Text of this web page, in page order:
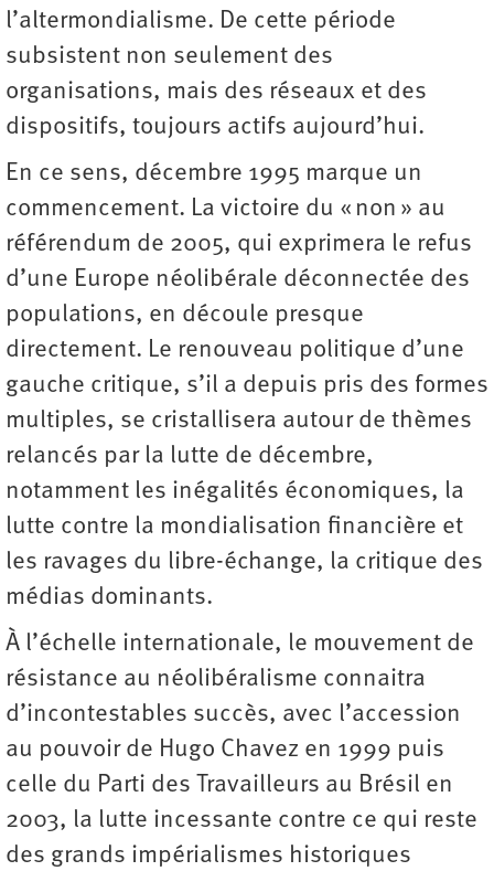
l’altermondialisme. De cette période
subsistent non seulement des
organisations, mais des réseaux et des
dispositifs, toujours actifs aujourd’hui.
En ce sens, décembre 1995 marque un
commencement. La victoire du « non » au
référendum de 2005, qui exprimera le refus
d’une Europe néolibérale déconnectée des
populations, en découle presque
directement. Le renouveau politique d’une
gauche critique, s’il a depuis pris des formes
multiples, se cristallisera autour de thèmes
relancés par la lutte de décembre,
notamment les inégalités économiques, la
lutte contre la mondialisation financière et
les ravages du libre-échange, la critique des
médias dominants.
À l’échelle internationale, le mouvement de
résistance au néolibéralisme connaitra
d’incontestables succès, avec l’accession
au pouvoir de Hugo Chavez en 1999 puis
celle du Parti des Travailleurs au Brésil en
2003, la lutte incessante contre ce qui reste
des grands impérialismes historiques